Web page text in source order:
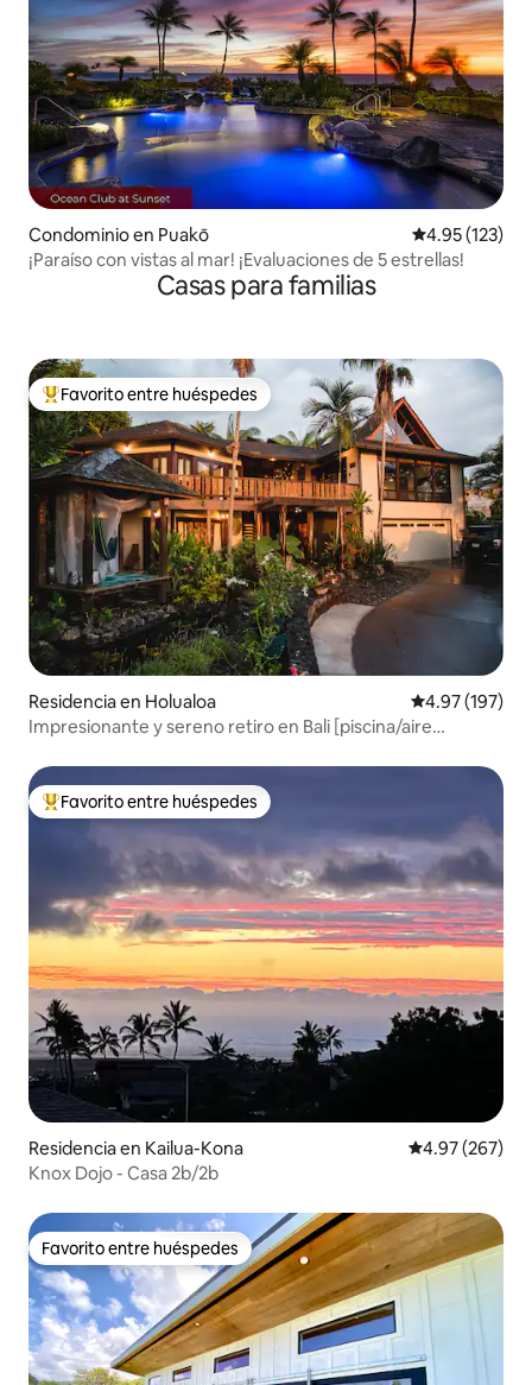
Condominio en Puakō Calificación
4.95 (123)
¡Paraíso con vistas al mar! ¡Evaluaciones de 5 estrellas!
Casas para familias
De los mejores en Favorito entre huéspedes
Favorito entre huéspedes
Residencia en Holualoa Calificación
4.97 (197)
Impresionante y sereno retiro en Bali [piscina/aire
De los mejores en Favorito entre huéspedes
Favorito entre huéspedes
Residencia en Kailua-Kona Calificación
4.97 (267)
Knox Dojo - Casa 2b/2b
Favorito entre huéspedes
Favorito entre huéspedes